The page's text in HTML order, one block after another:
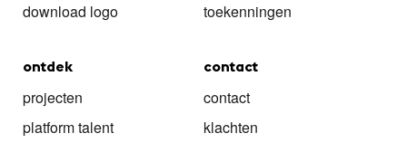
download logo
toekenningen
ontdek
projecten
platform talent
contact
contact
klachten